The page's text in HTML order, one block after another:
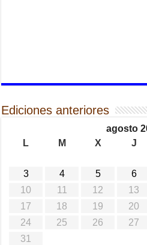
Ediciones anteriores
agosto
L
M X J
3
4 5 6
10
11 12 13
17
18 19 20
24
25 26 27
31